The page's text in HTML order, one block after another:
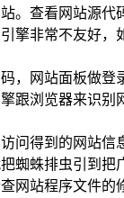
。查看网站源代
擎非常不友好，
，网站面板做登
跟浏览器来识别
问得到的网站信
蜘蛛排虫引到把
网站程序文件的